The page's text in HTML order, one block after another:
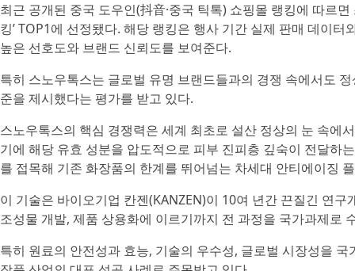
최근 공개된 중국 도우인(抖音·중국 틱톡) 쇼핑몰 랭킹에 따르
킹’ TOP1에 선정됐다. 해당 랭킹은 행사 기간 실제 판매 데이
높은 선호도와 브랜드 신뢰도를 보여준다.
특히 스노우톡스는 글로벌 유명 브랜드들과의 경쟁 속에서도
준을 제시했다는 평가를 받고 있다.
스노우톡스의 핵심 경쟁력은 세계 최초로 설산 정상의 눈 속에
기에 해당 유효 성분을 압도적으로 피부 진피층 깊숙이 전달
를 접목해 기존 화장품의 한계를 뛰어넘는 차세대 안티에이징
이 기술은 바이오기업 칸젠(KANZEN)이 10여 년간 끈질긴 연
조성물 개발, 제품 상용화에 이르기까지 전 과정을 국가과제로
특히 원료의 안전성과 효능, 기술의 우수성, 글로벌 시장성을